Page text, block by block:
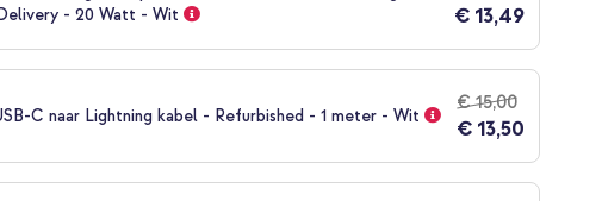
- 20 Watt - Wit
€ 13,49
C naar Lightning kabel - Refurbished - 1 meter - Wit
€ 15,00
€ 13,50